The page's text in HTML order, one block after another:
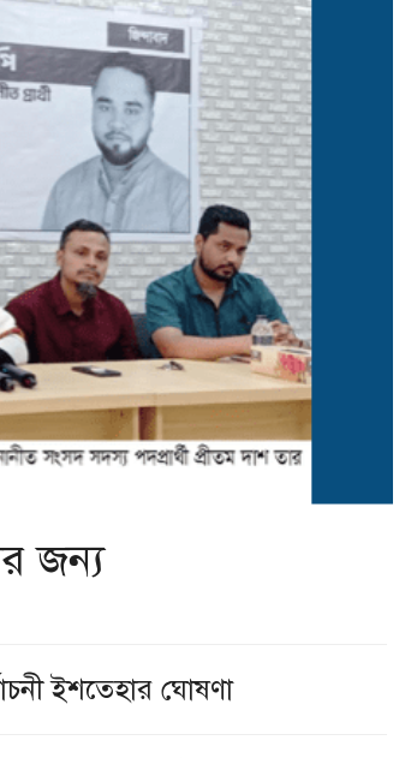
জন্য
ইশতেহার ঘোষণা